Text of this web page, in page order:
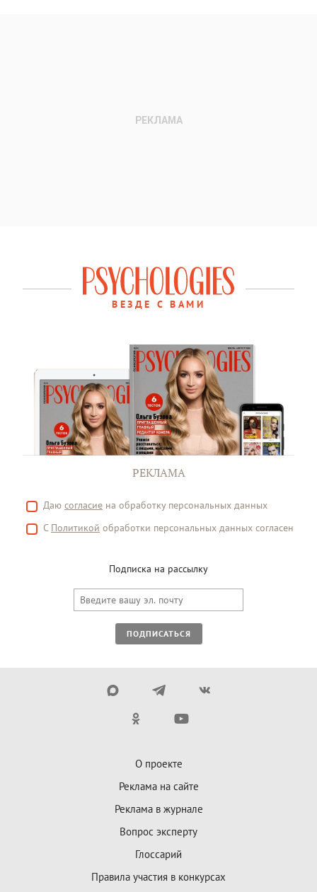
ВЕЗДЕ С ВАМИ
РЕКЛАМА
Даю согласие на обработку персональных данных
С Политикой обработки персональных данных согласен
Подписка на рассылку
ПОДПИСАТЬСЯ
О проекте
Реклама на сайте
Реклама в журнале
Вопрос эксперту
Глоссарий
Правила участия в конкурсах